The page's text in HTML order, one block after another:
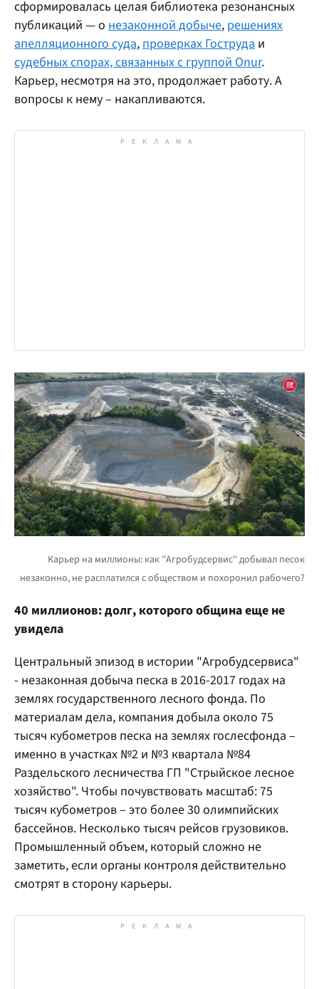
сформировалась целая библиотека резонансных
публикаций — о незаконной добыче, решениях
апелляционного суда,проверках Гоструда и
судебных спорах, связанных с группой Onur.
Карьер, несмотря на это, продолжает работу. А
вопросы к нему – накапливаются.
40 миллионов: долг, которого община еще не
увидела
Центральный эпизод в истории "Агробудсервиса"
- незаконная добыча песка в 2016-2017 годах на
землях государственного лесного фонда. По
материалам дела, компания добыла около 75
тысяч кубометров песка на землях гослесфонда –
именно в участках №2 и №3 квартала №84
Раздельского лесничества ГП "Стрыйское лесное
хозяйство". Чтобы почувствовать масштаб: 75
тысяч кубометров – это более 30 олимпийских
бассейнов. Несколько тысяч рейсов грузовиков.
Промышленный объем, который сложно не
заметить, если органы контроля действительно
смотрят в сторону карьеры.